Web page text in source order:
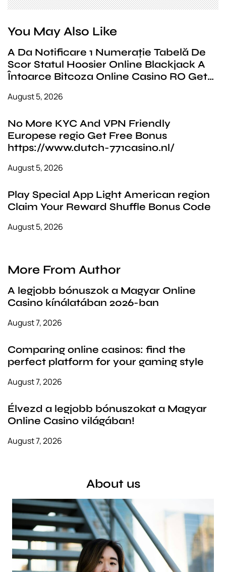
You May Also Like
A Da Notificare 1 Numerație Tabelă De
Scor Statul Hoosier Online Blackjack A
Întoarce Bitcoza Online Casino RO Get
August 5, 2026
No More KYC And VPN Friendly
Europese regio Get Free Bonus
https://www.dutch-771casino.nl/
August 5, 2026
Play Special App Light American region
Claim Your Reward Shuffle Bonus Code
August 5, 2026
More From Author
A legjobb bónuszok a Magyar Online
Casino kínálatában 2026-ban
August 7, 2026
Comparing online casinos: find the
perfect platform for your gaming style
August 7, 2026
Élvezd a legjobb bónuszokat a Magyar
Online Casino világában!
August 7, 2026
About us